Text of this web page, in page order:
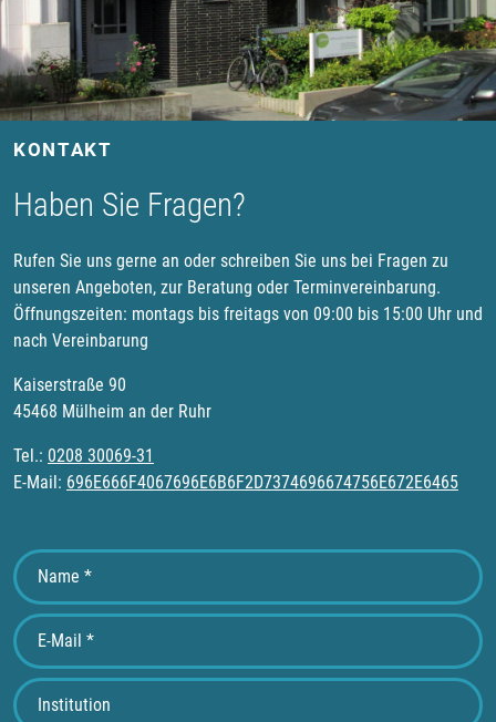
KONTAKT
Haben Sie Fragen?
Rufen Sie uns gerne an oder schreiben Sie uns bei Fragen zu
unseren Angeboten, zur Beratung oder Terminvereinbarung.
Öffnungszeiten: montags bis freitags von 09:00 bis 15:00 Uhr und
nach Vereinbarung
Kaiserstraße 90
45468 Mülheim an der Ruhr
Tel.: 0208 30069-31
E-Mail: 696E666F4067696E6B6F2D7374696674756E672E6465